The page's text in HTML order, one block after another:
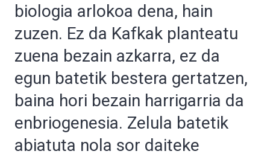
biologia arlokoa dena, hain
zuzen. Ez da Kafkak planteatu
zuena bezain azkarra, ez da
egun batetik bestera gertatzen,
baina hori bezain harrigarria da
enbriogenesia. Zelula batetik
abiatuta nola sor daiteke